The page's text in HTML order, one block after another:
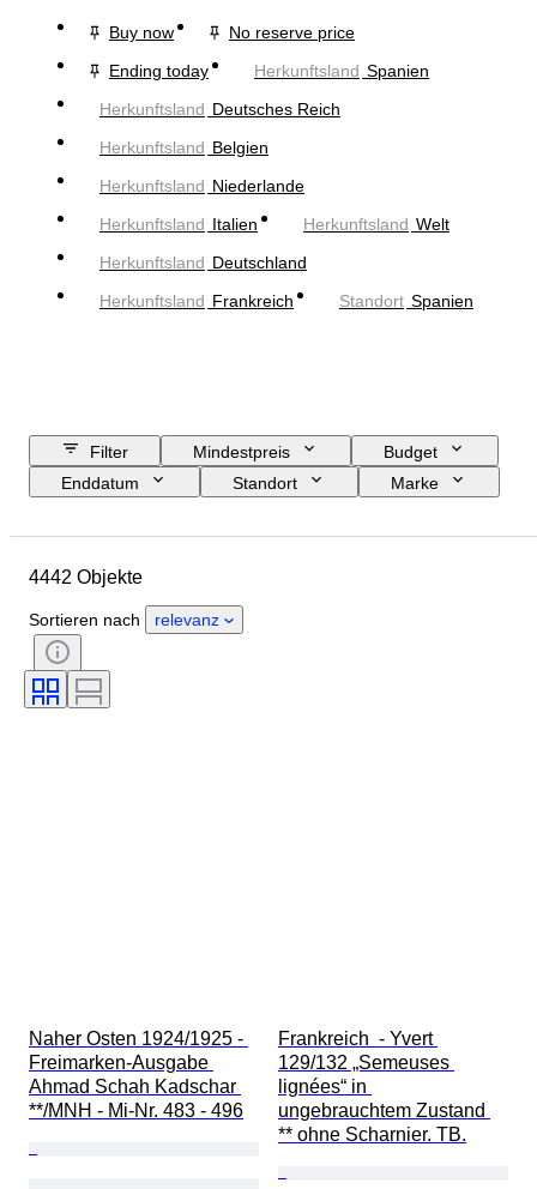
Buy now
No reserve price
Ending today
Herkunftsland Spanien
Herkunftsland Deutsches Reich
Herkunftsland Belgien
Herkunftsland Niederlande
Herkunftsland Italien Herkunftsland Welt
Herkunftsland Deutschland
Herkunftsland Frankreich Standort Spanien
Filter Mindestpreis
Budget
Enddatum
Standort
Marke
Zustand
Stil
Unterschrift
Einband
Auflage
Verkauft von
4442 Objekte
Sortieren nach relevanz
Naher Osten 1924/1925 -
Freimarken-Ausgabe
Ahmad Schah Kadschar
**/MNH - Mi-Nr. 483 - 496
Frankreich  - Yvert
129/132 „Semeuses
lignées“ in
ungebrauchtem Zustand
** ohne Scharnier. TB.